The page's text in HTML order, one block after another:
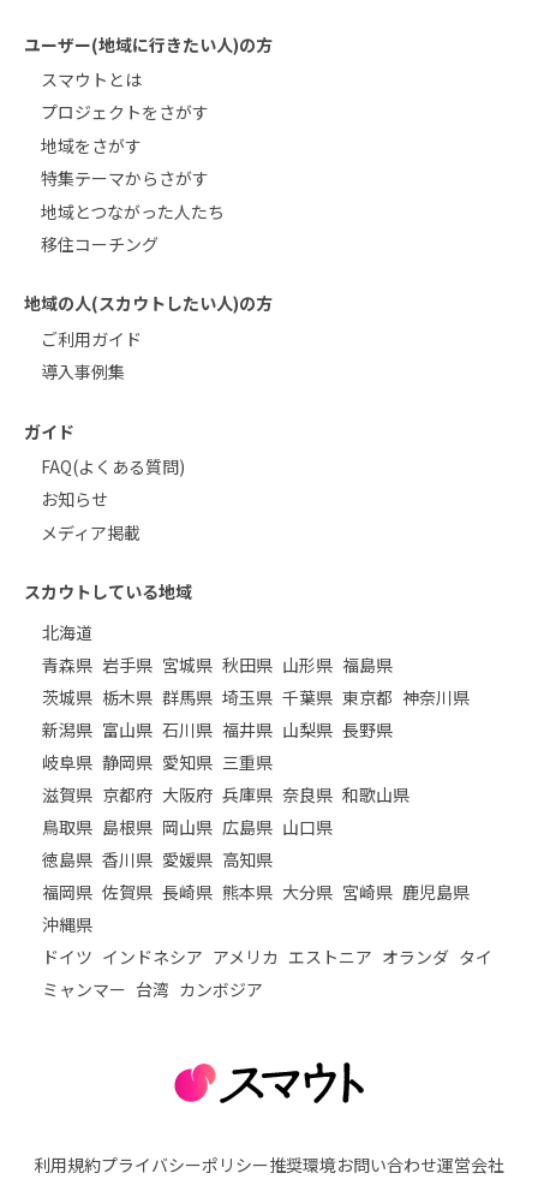
ユーザー(地域に行きたい人)の方
スマウトとは
プロジェクトをさがす
地域をさがす
特集テーマからさがす
地域とつながった人たち
移住コーチング
地域の人(スカウトしたい人)の方
ご利用ガイド
導入事例集
ガイド
FAQ(よくある質問)
お知らせ
メディア掲載
スカウトしている地域
北海道
青森県 岩手県 宮城県 秋田県 山形県 福島県
茨城県 栃木県 群馬県 埼玉県 千葉県 東京都 神奈川県
新潟県 富山県 石川県 福井県 山梨県 長野県
岐阜県 静岡県 愛知県 三重県
滋賀県 京都府 大阪府 兵庫県 奈良県 和歌山県
鳥取県 島根県 岡山県 広島県 山口県
徳島県 香川県 愛媛県 高知県
福岡県 佐賀県 長崎県 熊本県 大分県 宮崎県 鹿児島県
沖縄県
ドイツ インドネシア アメリカ エストニア オランダ タイ
ミャンマー 台湾 カンボジア
利用規約プライバシーポリシー推奨環境お問い合わせ運営会社